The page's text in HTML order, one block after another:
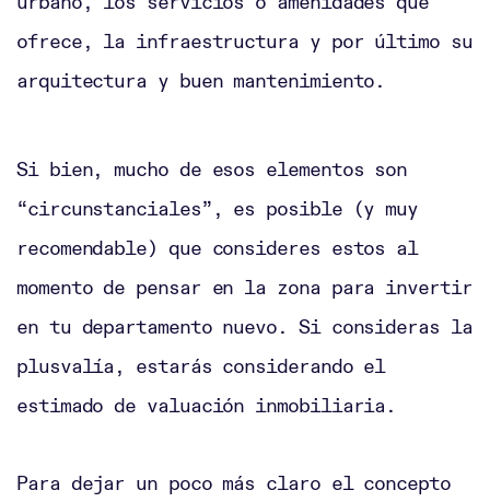
ofrece, la infraestructura y por último su
arquitectura y buen mantenimiento.
custom ohio state jersey justin jefferson
lsu jersey deuce vaughn jersey
deuce
jersey johnny manziel jersey
brandon
aiyuk jersey johnny manziel jersey justin
oregon football jerseys fsu jersey penn
state jersey fsu jersey
Si bien, mucho de esos elementos son
“circunstanciales”, es posible (y muy
recomendable) que consideres estos al
momento de pensar en la zona para invertir
en tu departamento nuevo. Si consideras la
plusvalía, estarás considerando el
estimado de valuación inmobiliaria.
Para dejar un poco más claro el concepto